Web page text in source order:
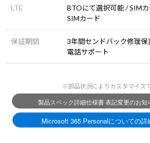
LTE
BTOにて選択可能 / SIM
SIMカード
保証期間
3年間センドバック修理
電話サポート
※部品状況によりカスタマイズ